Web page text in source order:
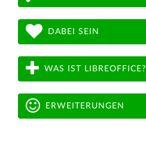
DABEI SEIN
WAS IST LIBREOFFICE?
ERWEITERUNGEN